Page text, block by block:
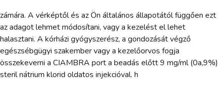
zámára. A vérképtől és az Ön általános állapotától függően ezt
az adagot lehmet módosítani, vagy a kezelést el lehet
halasztani. A kórházi gyógyszerész, a gondozását végző
egészsébgügyi szakember vagy a kezelőorvos fogja
összekeverni a CIAMBRA port a beadás előtt 9 mg/ml (0a,9%)
steril nátrium klorid oldatos injekcióval. h